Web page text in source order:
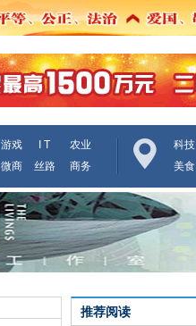
游戏 I T
农业
微商 丝路 商务
科技
美食
推荐阅读